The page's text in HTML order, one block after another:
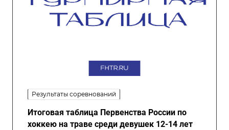
Результаты соревнований
Итоговая таблица Первенства России по
хоккею на траве среди девушек 12-14 лет